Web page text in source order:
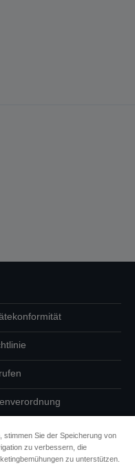
stimmen Sie der Speicherung von
zu verbessern, die
zu unterstützen.